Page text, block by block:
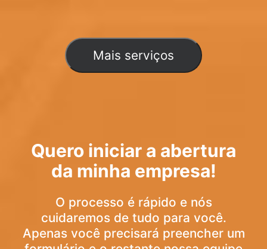
Mais serviços
Quero iniciar a abertura
da minha empresa!
O processo é rápido e nós
cuidaremos de tudo para você.
Apenas você precisará preencher um